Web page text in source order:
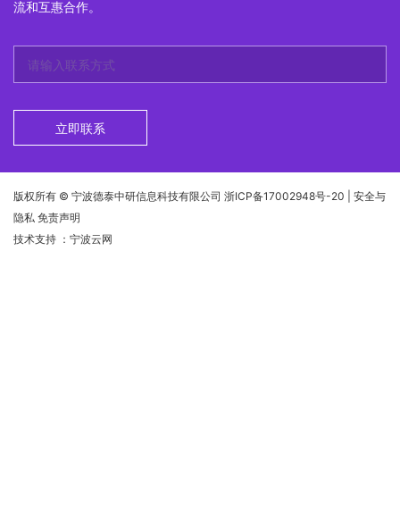
流和互惠合作。
立即联系
版权所有 © 宁波德泰中研信息科技有限公司 浙ICP备17002948号-20 | 安全与
隐私 免责声明
技术支持 ：宁波云网